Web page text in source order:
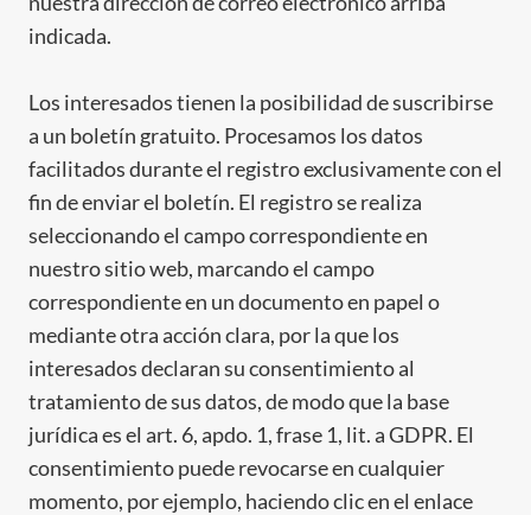
indicada.
Los interesados tienen la posibilidad de suscribirse
a un boletín gratuito. Procesamos los datos
facilitados durante el registro exclusivamente con el
fin de enviar el boletín. El registro se realiza
seleccionando el campo correspondiente en
nuestro sitio web, marcando el campo
correspondiente en un documento en papel o
mediante otra acción clara, por la que los
interesados declaran su consentimiento al
tratamiento de sus datos, de modo que la base
jurídica es el art. 6, apdo. 1, frase 1, lit. a GDPR. El
consentimiento puede revocarse en cualquier
momento, por ejemplo, haciendo clic en el enlace